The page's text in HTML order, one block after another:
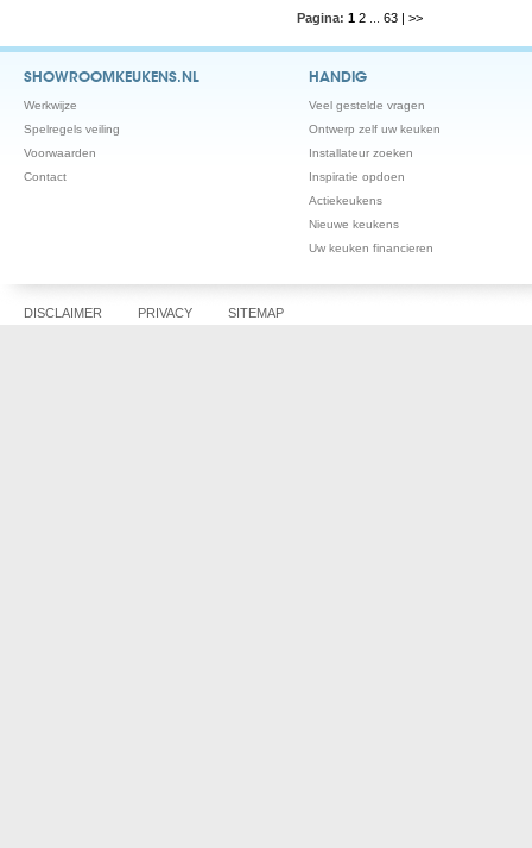
Pagina: 1 2 63 | >>
SHOWROOMKEUKENS.NL
Werkwijze
Spelregels veiling
Voorwaarden
Contact
HANDIG
Veel gestelde vragen
Ontwerp zelf uw keuken
Installateur zoeken
Inspiratie opdoen
Actiekeukens
Nieuwe keukens
Uw keuken financieren
DISCLAIMER PRIVACY SITEMAP